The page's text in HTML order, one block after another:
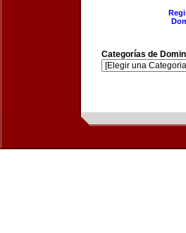
Categorías de